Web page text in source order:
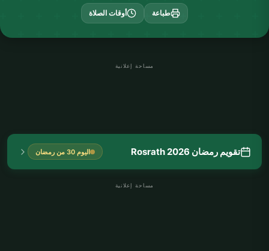
طباعة أوقات الصلاة
مساحة إعلانية
تقويم رمضان Rosrath 2026 اليوم 30 من رمضان
مساحة إعلانية